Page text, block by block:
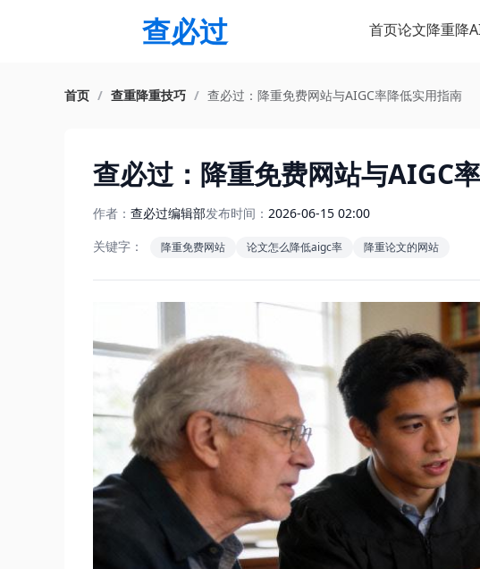
查必过 首页论文降重降
首页 / 查重降重技巧 / 查必过：降重免费网站与AIGC率降低实用指南
查必过：降重免费网站与AIGC
作者： 查必过编辑部发布时间： 2026-06-15 02:00
关键字：
降重免费网站 论文怎么降低aigc率 降重论文的网站